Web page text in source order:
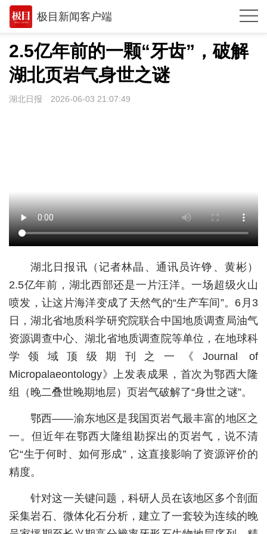
极目新闻客户端
推荐
观点
时政
专题
极客圈
经济
城建
科教
健康
悠游
相亲
汽车
房产
消费
文化
2.5亿年前的一颗“牙齿”，破解
湖北页岩气身世之谜
湖北日报 2026-06-03 21:07:49
湖北日报讯（记者林晶、通讯员许铮、黄彬）
2.5亿年前，湖北西部还是一片汪洋。一场超级火山
喷发，让这片海洋变成了天然气的“生产车间”。6月3
日，湖北省地质科学研究院联合中国地质调查局油气
资源调查中心、湖北省地质调查院等单位，在地球科
学领域顶级期刊之一《Journal of
Micropalaeontology》上发表成果，首次为鄂西大隆
组（晚二叠世晚期地层）页岩气破解了“身世之谜”。
鄂西——渝东地区是我国页岩气最丰富的地区之
一。但近年在鄂西大隆组勘探出的页岩气，说不清
它“生于何时、如何形成”，这直接影响了资源评价的
精度。
针对这一关键问题，科研人员在该地区多个剖面
采集岩石、微体化石分析，建立了一套较为连续的晚